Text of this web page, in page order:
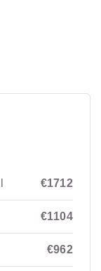
€1712
€1104
€962